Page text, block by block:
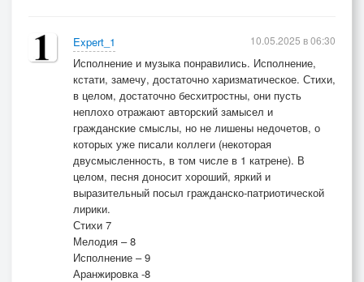
Expert_1
Исполнение и музыка понравились. Исполнение,
кстати, замечу, достаточно харизматическое. Стихи,
в целом, достаточно бесхитростны, они пусть
неплохо отражают авторский замысел и
гражданские смыслы, но не лишены недочетов, о
которых уже писали коллеги (некоторая
двусмысленность, в том числе в 1 катрене). В
целом, песня доносит хороший, яркий и
выразительный посыл гражданско-патриотической
лирики.
Стихи 7
Мелодия – 8
Исполнение – 9
Аранжировка -8
10.05.2025 в 06:30